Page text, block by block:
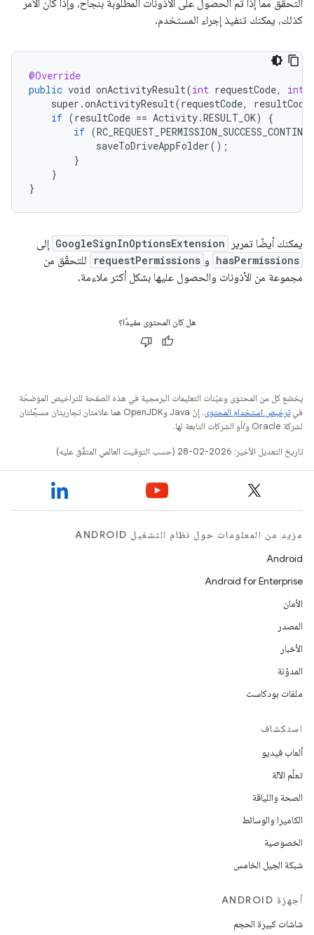
التحقّق مما إذا تم الحصول على الأذونات المطلوبة بنجاح، وإذا كان الأمر
كذلك، يمكنك تنفيذ إجراء المستخدم.
@Override
public void onActivityResult(int requestCode, int
super .onActivityResult(requestCode, resultCode
if (resultCode == Activity.RESULT_OK)
{
if (
saveToDriveAppFolder();
}
}
}
يمكنك أيضًا تمرير GoogleSignInOptionsExtension إلى
hasPermissions و requestPermissions
للتحقّق من
مجموعة من الأذونات والحصول عليها بشكل أكثر ملاءمة.
هل كان المحتوى مفيدًا؟
يخضع كل من المحتوى وعيّنات التعليمات البرمجية في هذه الصفحة للتراخيص الموضحّة
فيترخيص استخدام المحتوى
. إنّ Java وOpenJDK هما علامتان تجاريتان مسجَّلتان
لشركة Oracle و/أو الشركات التابعة لها.
تاريخ التعديل الأخير: 2026-02-28 (حسب التوقيت العالمي المتفَّق عليه)
مزيد من المعلومات حول نظام التشغيل ANDROID
Android
Android for Enterprise
الأمان
المصدر
الأخبار
المدوّنة
ملفات بودكاست
استكشاف
ألعاب فيديو
تعلُم الآلة
الصحة واللياقة
الكاميرا والوسائط
الخصوصية
شبكة الجيل الخامس
أجهزة ANDROID
شاشات كبيرة الحجم